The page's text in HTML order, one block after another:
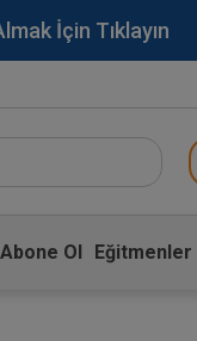
İçin Tıklayın
Abone Ol Eğitmenler